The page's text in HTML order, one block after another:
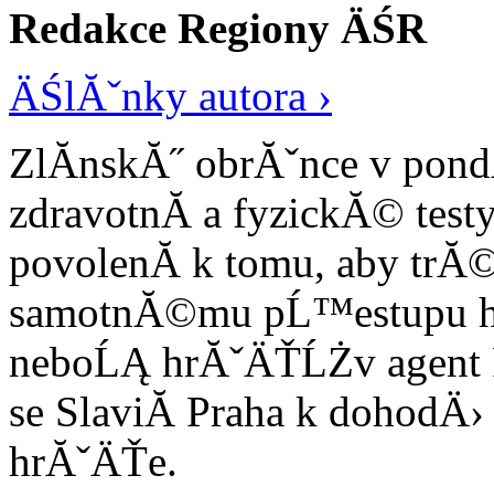
Redakce Regiony ÄŚR
ÄŚlĂˇnky autora ›
ZlĂ­nskĂ˝ obrĂˇnce v
zdravotnĂ­ a fyzickĂ©
povolenĂ­ k tomu, aby
samotnĂ©mu pĹ™estupu
neboĹĄ hrĂˇÄŤĹŻv agent
se SlaviĂ­ Praha k
hrĂˇÄŤe.